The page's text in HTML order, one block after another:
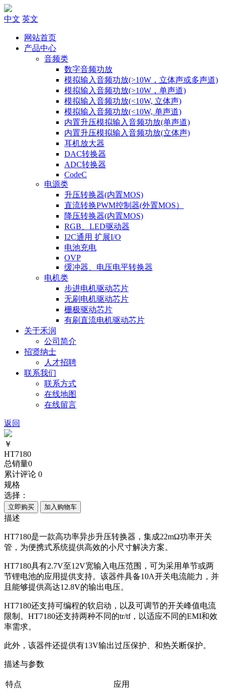
中文 英文
网站首页
产品中心
音频类
数字音频功放
模拟输入音频功放(>10W，立体声或多声道)
模拟输入音频功放(>10W，单声道)
模拟输入音频功放(<10W, 立体声)
模拟输入音频功放(<10W, 单声道)
内置升压模拟输入音频功放(单声道)
内置升压模拟输入音频功放(立体声)
耳机放大器
DAC转换器
ADC转换器
CodeC
电源类
升压转换器(内置MOS)
直流转换PWM控制器(外置MOS）
降压转换器(内置MOS)
RGB、LED驱动器
I2C通用 扩展I/O
电池充电
OVP
缓冲器、电压电平转换器
电机类
步进电机驱动芯片
无刷电机驱动芯片
栅极驱动芯片
有刷直流电机驱动芯片
关于禾润
公司简介
招贤纳士
人才招聘
联系我们
联系方式
在线地图
在线留言
返回
￥
HT7180
总销量0
累计评论 0
规格
选择：
立即购买 加入购物车
描述
HT7180是一款高功率异步升压转换器，集成22mΩ功率开关
管，为便携式系统提供高效的小尺寸解决方案。
HT7180具有2.7V至12V宽输入电压范围，可为采用单节或两
节锂电池的应用提供支持。该器件具备10A开关电流能力，并
且能够提供高达12.8V的输出电压。
HT7180还支持可编程的软启动，以及可调节的开关峰值电流
限制。HT7180还支持两种不同的tr/tf，以适应不同的EMI和效
率需求。
此外，该器件还提供有13V输出过压保护、和热关断保护。
描述与参数
特点 应用